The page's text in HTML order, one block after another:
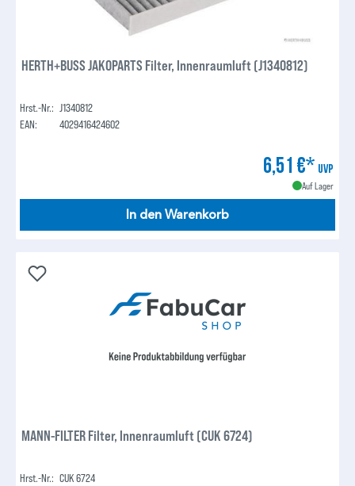
HERTH+BUSS JAKOPARTS Filter, Innenraumluft (J1340812)
Hrst.-Nr.: J1340812
EAN:
4029416424602
6,51 €* UVP
Auf Lager
In den Warenkorb
MANN-FILTER Filter, Innenraumluft (CUK 6724)
Hrst.-Nr.: CUK 6724